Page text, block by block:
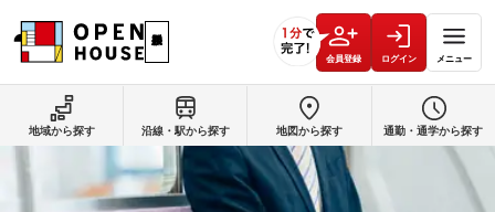
会員登録 ログイン メニュー
地域から探す 沿線・駅から探す 地図から探す 通勤・通学から探す